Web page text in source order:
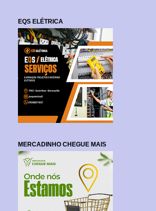
EQS ELÉTRICA
MERCADINHO CHEGUE MAIS